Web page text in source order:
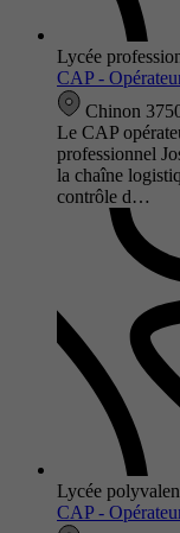
Lycée
CAP -
Chinon
Le CAP
professionnel
la chaîne
contrôle d…
Lycée
CAP -